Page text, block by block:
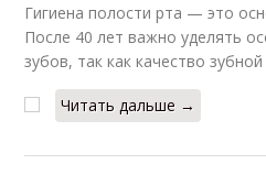
Гигиена полости рта — это
После 40 лет важно уделять
зубов, так как качество
Читать дальше →